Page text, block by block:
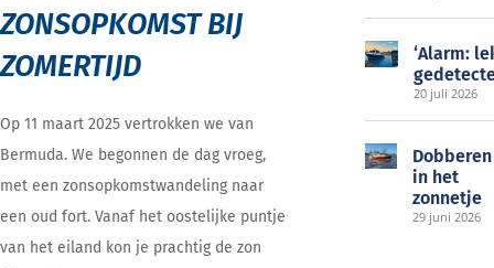
ZONSOPKOMST BIJ
ZOMERTIJD
Op 11 maart 2025 vertrokken we van
Bermuda. We begonnen de dag vroeg,
met een zonsopkomstwandeling naar
een oud fort. Vanaf het oostelijke puntje
van het eiland kon je prachtig de zon
‘Alarm:
20 juli 2026
Dobberen
in het
zonnetje
29 juni 2026